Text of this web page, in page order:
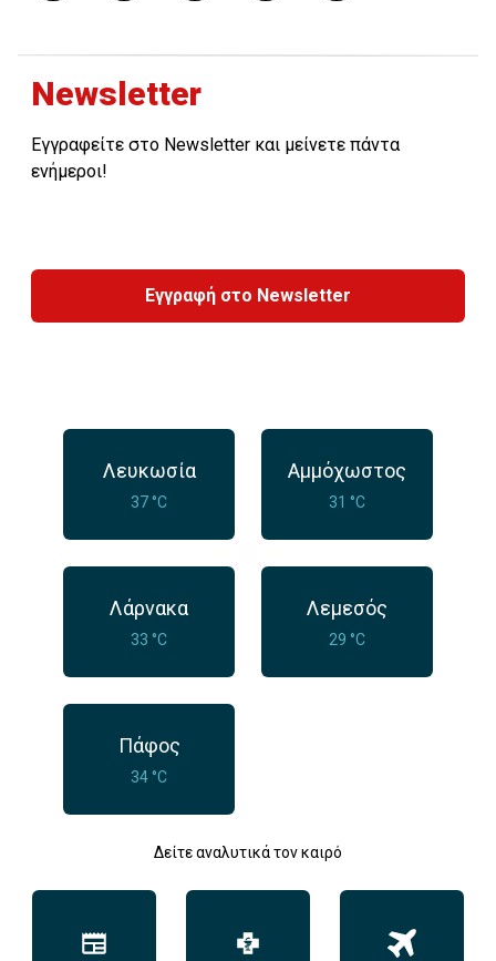
Newsletter
Εγγραφείτε στο Newsletter και μείνετε πάντα
ενήμεροι!
Εγγραφή στο Newsletter
Λευκωσία
37 °C
Αμμόχωστος
31 °C
Λάρνακα
33 °C
Λεμεσός
29 °C
Πάφος
34 °C
Δείτε αναλυτικά τον καιρό